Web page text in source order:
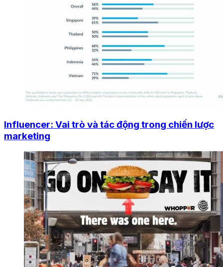
Influencer: Vai trò và tác động trong chiến lược
marketing